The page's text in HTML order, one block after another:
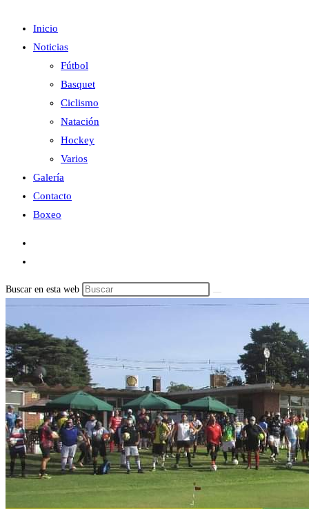
Inicio
Noticias
Fútbol
Basquet
Ciclismo
Natación
Hockey
Varios
Galería
Contacto
Boxeo
Buscar en esta web